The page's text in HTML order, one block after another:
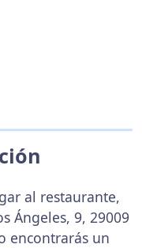
al restaurante,
Ángeles, 9, 29009
encontrarás un